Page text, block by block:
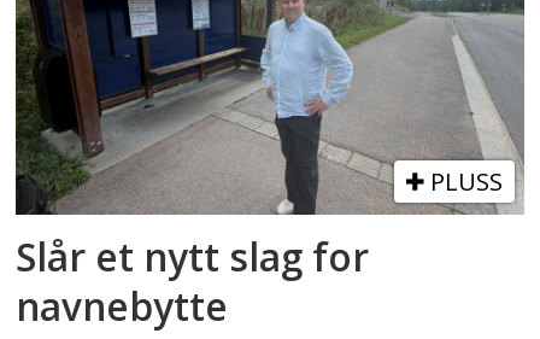
PLUSS
Slår et nytt slag for
navnebytte